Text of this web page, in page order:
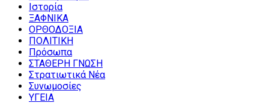
Ιστορία
ΞΑΦΝΙΚΑ
ΟΡΘΟΔΟΞΙΑ
ΠΟΛΙΤΙΚΗ
Πρόσωπα
ΣΤΑΘΕΡΗ ΓΝΩΣΗ
Στρατιωτικά Νέα
Συνωμοσίες
ΥΓΕΙΑ